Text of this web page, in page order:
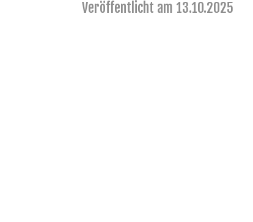
Veröffentlicht am 13.10.2025